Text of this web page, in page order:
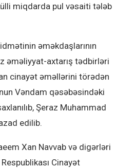
miqdarda pul vəsaiti tələb
əməkdaşlarının
əməliyyat-axtarış tədbirləri
cinayət əməllərini törədən
Vəndam qəsəbəsindəki
Şeraz Muhammad
edilib.
Xan Navvab və digərləri
Cinayət